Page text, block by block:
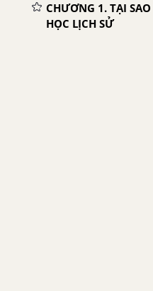
CHƯƠNG 1. TẠI SAO
HỌC LỊCH SỬ